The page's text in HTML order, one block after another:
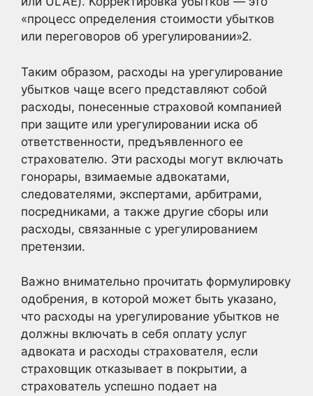
«процесс определения стоимости убытков
или переговоров об урегулировании»2.
Таким образом, расходы на урегулирование
убытков чаще всего представляют собой
расходы, понесенные страховой компанией
при защите или урегулировании иска об
ответственности, предъявленного ее
страхователю. Эти расходы могут включать
гонорары, взимаемые адвокатами,
следователями, экспертами, арбитрами,
посредниками, а также другие сборы или
расходы, связанные с урегулированием
претензии.
Важно внимательно прочитать формулировку
одобрения, в которой может быть указано,
что расходы на урегулирование убытков не
должны включать в себя оплату услуг
адвоката и расходы страхователя, если
страховщик отказывает в покрытии, а
страхователь успешно подает на